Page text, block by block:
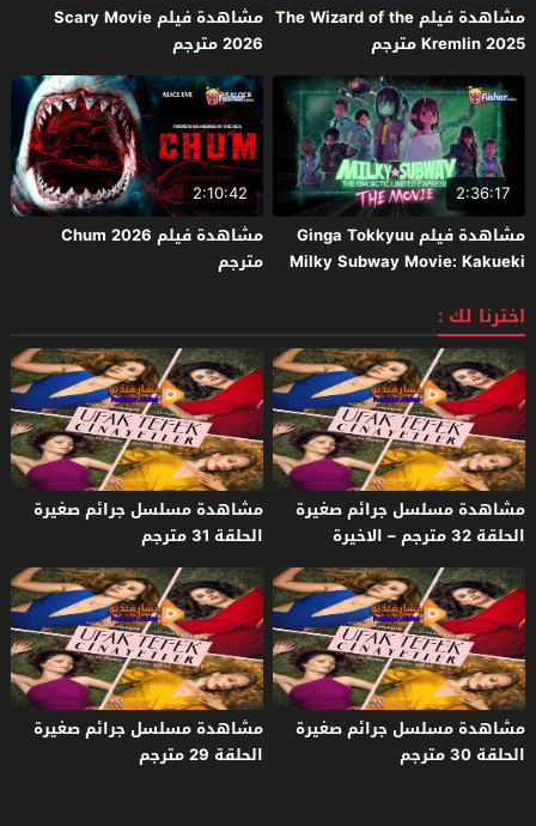
مشاهدة فيلم The Wizard of the
Kremlin 2025 مترجم
مشاهدة فيلم Scary Movie
2026 مترجم
2:36:17
مشاهدة فيلم Ginga Tokkyuu
Milky Subway Movie: Kakueki
2:10:42
مشاهدة فيلم Chum 2026
مترجم
اخترنا لك :
مشاهدة مسلسل جرائم صغيرة
الحلقة 32 مترجم – الاخيرة
مشاهدة مسلسل جرائم صغيرة
الحلقة 31 مترجم
مشاهدة مسلسل جرائم صغيرة
الحلقة 30 مترجم
مشاهدة مسلسل جرائم صغيرة
الحلقة 29 مترجم